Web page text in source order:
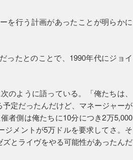
を行う計画があったことが明らかに
ったとのことで、1990年代にジョイ
のように語っている。「俺たちは、
定だったんだけど、マネージャーが
者側は俺たちに10分につき2万5,000
ジメントが5万ドルを要求してさ。そ
とライヴをやる可能性があったんだ